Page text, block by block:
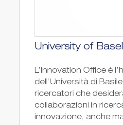
University of
L’Innovation Office è
dell’Università di
ricercatori che
collaborazioni in
innovazione, anche